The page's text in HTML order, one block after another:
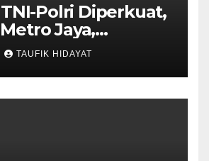
Polri Diperkuat,
Jaya,
Jaya, dan
Jalin
TAUFIK HIDAYAT